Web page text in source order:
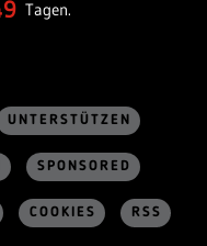
Tagen.
UNTERSTÜTZEN
SPONSORED
COOKIES RSS